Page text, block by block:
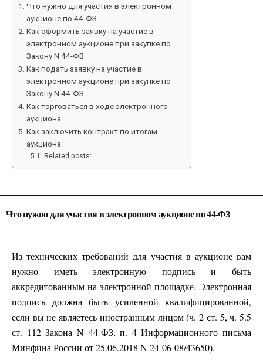
Что нужно для участия в электронном
аукционе по 44-ФЗ
Как оформить заявку на участие в
электронном аукционе при закупке по
Закону N 44-ФЗ
Как подать заявку на участие в
электронном аукционе при закупке по
Закону N 44-ФЗ
Как торговаться в ходе электронного
аукциона
Как заключить контракт по итогам
аукциона
Related posts:
Что нужно для участия в электронном аукционе по 44-ФЗ
Из технических требований для участия в аукционе вам
нужно иметь электронную подпись и быть
аккредитованным на электронной площадке. Электронная
подпись должна быть усиленной квалифицированной,
если вы не являетесь иностранным лицом (ч. 2 ст. 5, ч. 5.5
ст. 112 Закона N 44-ФЗ, п. 4 Информационного письма
Минфина России от 25.06.2018 N 24-06-08/43650).